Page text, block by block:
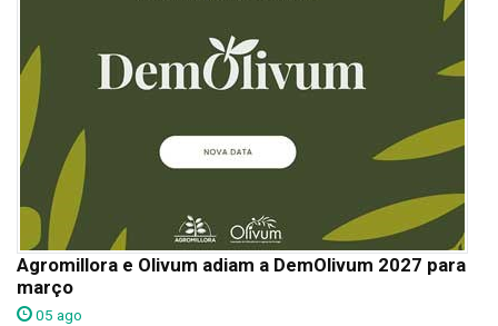
Agromillora e Olivum adiam a DemOlivum 2027 para
março
05 ago